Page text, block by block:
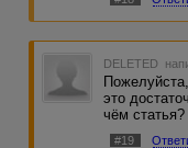
DELETED
это
чём статья?
#19